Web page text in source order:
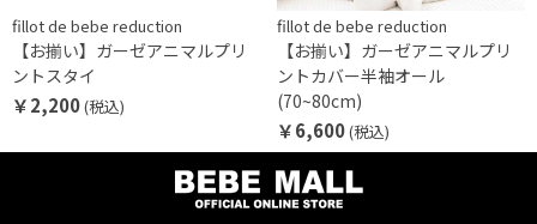
fillot de bebe reduction
【お揃い】ガーゼアニマルプリ
ントスタイ
￥2,200(税込)
fillot de bebe reduction
【お揃い】ガーゼアニマルプリ
ントカバー半袖オール
(70~80cm)
￥6,600(税込)